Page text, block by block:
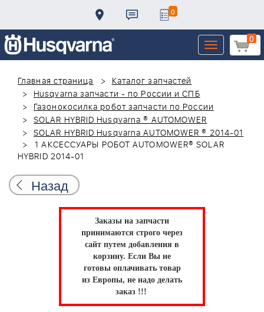
0
0
Toggle
navigation
Главная страница
Каталог запчастей
Husqvarna запчасти - по России и СПБ
Газонокосилка робот запчасти по России
SOLAR HYBRID Husqvarna ® AUTOMOWER
SOLAR HYBRID Husqvarna AUTOMOWER ® 2014-01
1 АКСЕССУАРЫ РОБОТ AUTOMOWER® SOLAR
HYBRID 2014-01
Назад
Заказы на запчасти
принимаются строго через
сайт путем добавления в
корзину. Если Вы не
готовы оплачивать товар
из Европы, не надо делать
заказ !!!